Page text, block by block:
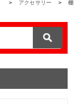
> アクセサリー > 棚